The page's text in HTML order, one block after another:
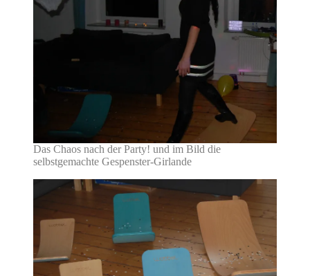
Das Chaos nach der Party! und im Bild die
selbstgemachte Gespenster-Girlande